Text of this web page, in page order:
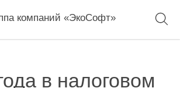
компаний «ЭкоСофт»
в налоговом